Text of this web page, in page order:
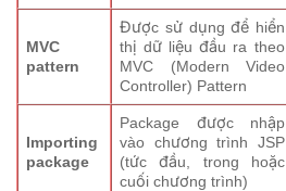
MVC
pattern
Được sử dụng để hiển
thị dữ liệu đầu ra theo
MVC (Modern Video
Controller) Pattern
Importing
package
Package được nhập
vào chương trình JSP
(tức đầu, trong hoặc
cuối chương trình)